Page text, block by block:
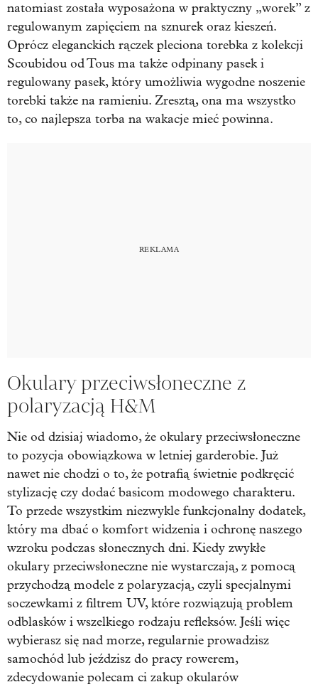
natomiast została wyposażona w praktyczny „worek” z
regulowanym zapięciem na sznurek oraz kieszeń.
Oprócz eleganckich rączek pleciona torebka z kolekcji
Scoubidou od Tous ma także odpinany pasek i
regulowany pasek, który umożliwia wygodne noszenie
torebki także na ramieniu. Zresztą, ona ma wszystko
to, co najlepsza torba na wakacje mieć powinna.
Okulary przeciwsłoneczne z
polaryzacją H&M
Nie od dzisiaj wiadomo, że okulary przeciwsłoneczne
to pozycja obowiązkowa w letniej garderobie. Już
nawet nie chodzi o to, że potrafią świetnie podkręcić
stylizację czy dodać basicom modowego charakteru.
To przede wszystkim niezwykle funkcjonalny dodatek,
który ma dbać o komfort widzenia i ochronę naszego
wzroku podczas słonecznych dni. Kiedy zwykłe
okulary przeciwsłoneczne nie wystarczają, z pomocą
przychodzą modele z polaryzacją, czyli specjalnymi
soczewkami z filtrem UV, które rozwiązują problem
odblasków i wszelkiego rodzaju refleksów. Jeśli więc
wybierasz się nad morze, regularnie prowadzisz
samochód lub jeździsz do pracy rowerem,
zdecydowanie polecam ci zakup okularów